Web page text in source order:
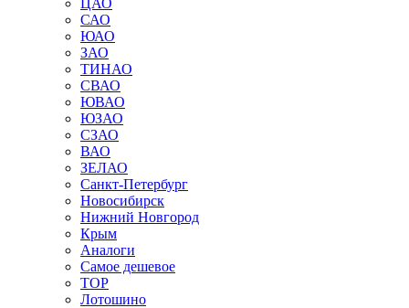
ЦАО
САО
ЮАО
ЗАО
ТИНАО
СВАО
ЮВАО
ЮЗАО
СЗАО
ВАО
ЗЕЛАО
Санкт-Петербург
Новосибирск
Нижний Новгород
Крым
Аналоги
Самое дешевое
TOP
Лотошино